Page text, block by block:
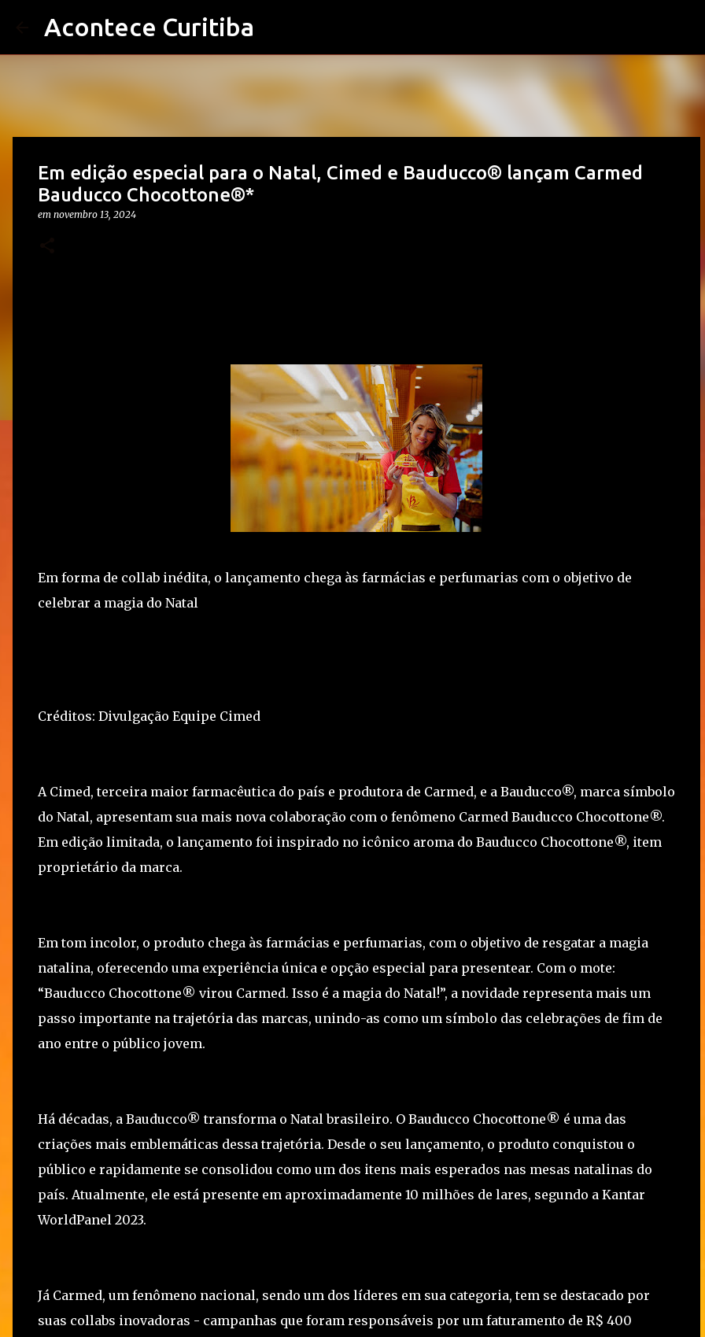
Acontece Curitiba
Em edição especial para o Natal, Cimed e Bauducco® lançam Carmed
Bauducco Chocottone®*
em novembro 13, 2024
Em forma de collab inédita, o lançamento chega às farmácias e perfumarias com o objetivo de
celebrar a magia do Natal
Créditos: Divulgação Equipe Cimed
A Cimed, terceira maior farmacêutica do país e produtora de Carmed, e a Bauducco®, marca símbolo
do Natal, apresentam sua mais nova colaboração com o fenômeno Carmed Bauducco Chocottone®.
Em edição limitada, o lançamento foi inspirado no icônico aroma do Bauducco Chocottone®, item
proprietário da marca.
Em tom incolor, o produto chega às farmácias e perfumarias, com o objetivo de resgatar a magia
natalina, oferecendo uma experiência única e opção especial para presentear. Com o mote:
“Bauducco Chocottone® virou Carmed. Isso é a magia do Natal!”, a novidade representa mais um
passo importante na trajetória das marcas, unindo-as como um símbolo das celebrações de fim de
ano entre o público jovem.
Há décadas, a Bauducco® transforma o Natal brasileiro. O Bauducco Chocottone® é uma das
criações mais emblemáticas dessa trajetória. Desde o seu lançamento, o produto conquistou o
público e rapidamente se consolidou como um dos itens mais esperados nas mesas natalinas do
país. Atualmente, ele está presente em aproximadamente 10 milhões de lares, segundo a Kantar
WorldPanel 2023.
Já Carmed, um fenômeno nacional, sendo um dos líderes em sua categoria, tem se destacado por
suas collabs inovadoras - campanhas que foram responsáveis por um faturamento de R$ 400